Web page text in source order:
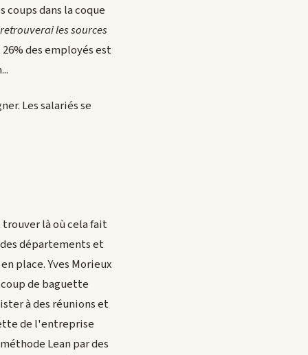
coups dans la coque
les sources
des employés est
Les salariés se
là où cela fait
départements et
place. Yves Morieux
de baguette
à des réunions et
de l'entreprise
Lean par des